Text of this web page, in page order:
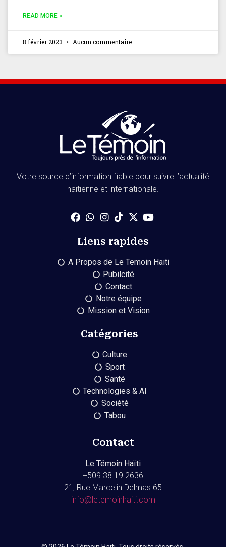
READ MORE »
8 février 2023 Aucun commentaire
Votre source d’information fiable pour suivre l’actualité
haïtienne et internationale.
Liens rapides
A Propos de Le Temoin Haiti
Pubilcité
Contact
Notre équipe
Mission et Vision
Catégories
Culture
Sport
Santé
Technologies & AI
Société
Tabou
Contact
Le Témoin Haïti
+509 38 19 2636
21, Rue Marcelin Delmas 65
info@letemoinhaiti.com